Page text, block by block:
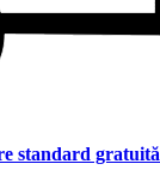
standard gratuită